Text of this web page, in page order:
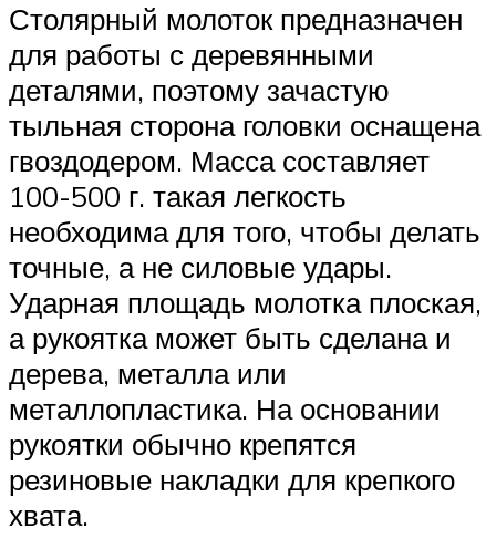
Столярный молоток предназначен
для работы с деревянными
деталями, поэтому зачастую
тыльная сторона головки оснащена
гвоздодером. Масса составляет
100-500 г. такая легкость
необходима для того, чтобы делать
точные, а не силовые удары.
Ударная площадь молотка плоская,
а рукоятка может быть сделана и
дерева, металла или
металлопластика. На основании
рукоятки обычно крепятся
резиновые накладки для крепкого
хвата.